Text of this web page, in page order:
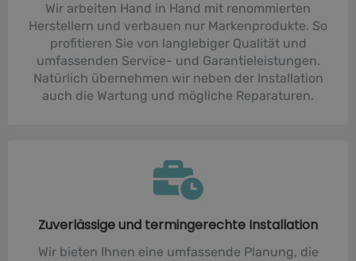
Wir arbeiten Hand in Hand mit renommierten
Herstellern und verbauen nur Markenprodukte. So
profitieren Sie von langlebiger Qualität und
umfassenden Service- und Garantieleistungen.
Natürlich übernehmen wir neben der Installation
auch die Wartung und mögliche Reparaturen.
Zuverlässige und termingerechte Installation
Wir bieten Ihnen eine umfassende Planung, die